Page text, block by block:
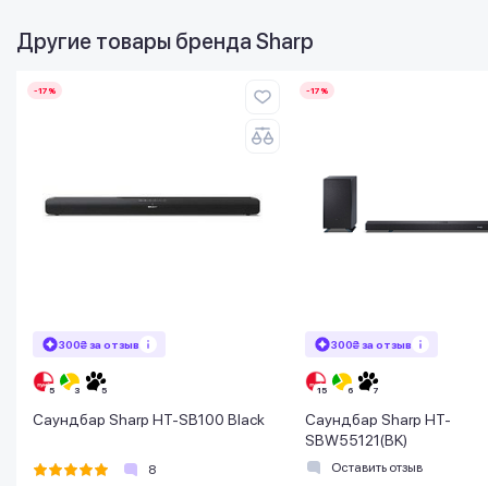
Другие товары бренда Sharp
-17%
300₴ за отзыв
Саундбар Sharp HT-SB100 Black
8
-17%
300₴ за отзыв
Саундбар Sharp HT-
SBW55121(BK)
Оставить отзыв